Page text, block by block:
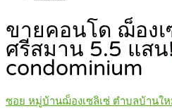
ขายคอนโด ฌ็อง
ศรีสมาน 5.5 แสน!
condominium
ซอย หมู่บ้านฌ็องเซลิเซ่ ตำบลบ้านใ